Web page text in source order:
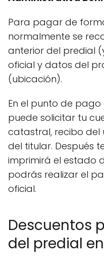
Para pagar de
normalmente se
anterior del predial
oficial y datos del
(ubicación).
En el punto de
puede solicitar tu
catastral, recibo del
del titular. Después
imprimirá el estado
podrás realizar el
oficial.
Descuentos
del predial